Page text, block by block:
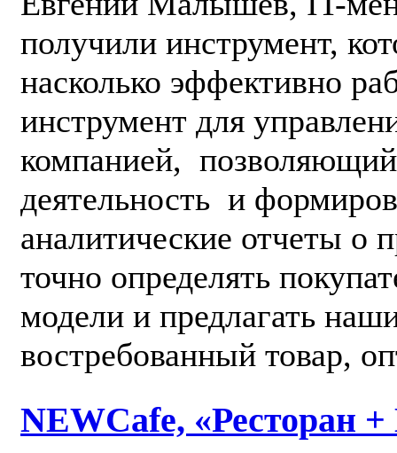
получили инструмент,
насколько эффективно
инструмент для
компанией,
деятельность и
аналитические отчеты о
точно определять
модели и предлагать
востребованный товар,
NEWCafe, «Ресторан